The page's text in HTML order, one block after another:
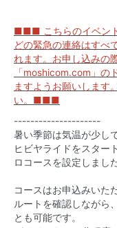
■■■ こちらのイベン
どの緊急の連絡はすべ
れます。お申し込みの
「moshicom.com」の
ますようお願いします
い。■■■
---------------------
暑い季節は気温が少し
ヒビヤライドをスター
ロコースを設定しまし
コースはお申込みいた
ルートを確認しながら
とも可能です。